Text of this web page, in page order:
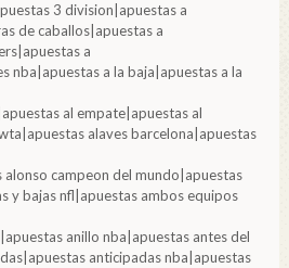
3 division|apuestas a
de caballos|apuestas a
a
nba|apuestas a la baja|apuestas a la
al empate|apuestas al
alaves barcelona|apuestas
alonso campeon del mundo|apuestas
y bajas nfl|apuestas ambos equipos
anillo nba|apuestas antes del
anticipadas nba|apuestas